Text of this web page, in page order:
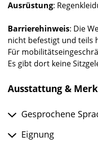
Ausrüstung:
Barrierehinweis: Die
nicht befestigt und teils
Für
Es gibt dort keine
Ausstattung &
Gesprochene
Eignung